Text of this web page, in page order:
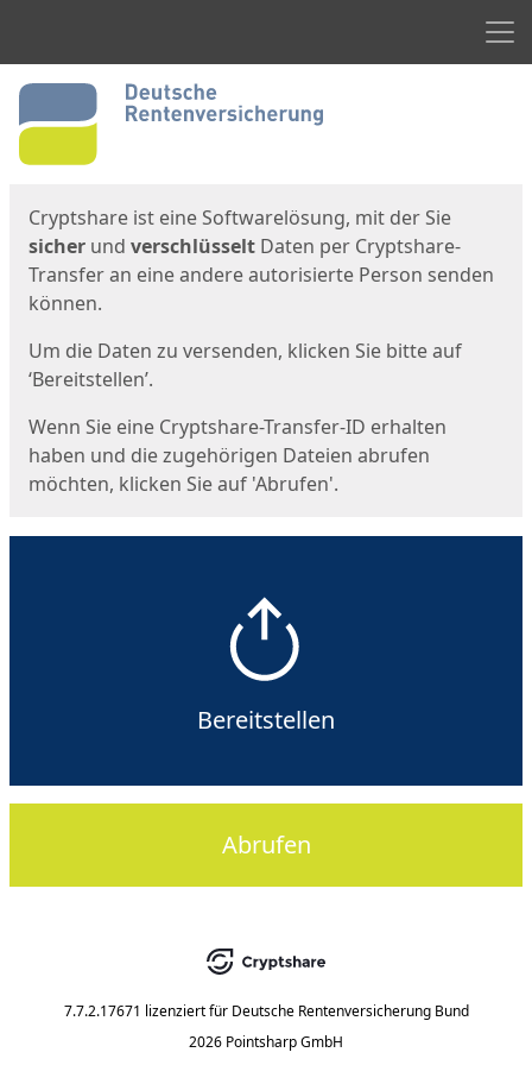
Start
Cryptshare ist eine Softwarelösung, mit der Sie
sicher und verschlüsselt Daten per Cryptshare-
Transfer an eine andere autorisierte Person senden
können.
Um die Daten zu versenden, klicken Sie bitte auf
‘Bereitstellen’.
Wenn Sie eine Cryptshare-Transfer-ID erhalten
haben und die zugehörigen Dateien abrufen
möchten, klicken Sie auf 'Abrufen'.
Bereitstellen
Abrufen
7.7.2.17671 lizenziert für Deutsche Rentenversicherung Bund
2026 Pointsharp GmbH